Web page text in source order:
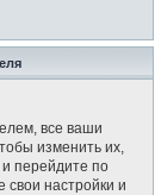
все ваши
изменить их,
перейдите по
свои настройки и